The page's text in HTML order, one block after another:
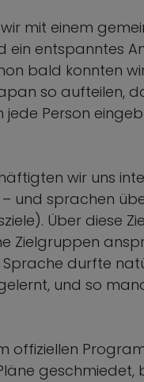
mit einem
ein entspanntes
bald konnten
so aufteilen,
jede Person
wir uns
und sprachen
Über diese
Zielgruppen
durfte
und so
offiziellen
geschmiedet,